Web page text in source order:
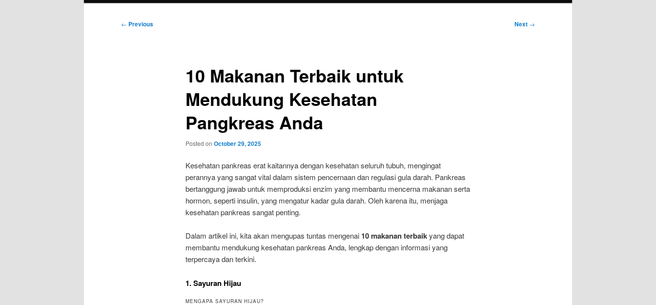
Post
← Previous Next →
10 Makanan Terbaik untuk
Mendukung Kesehatan
Pangkreas Anda
Posted on October 29, 2025
Kesehatan pankreas erat kaitannya dengan kesehatan seluruh tubuh, mengingat
perannya yang sangat vital dalam sistem pencernaan dan regulasi gula darah. Pankreas
bertanggung jawab untuk memproduksi enzim yang membantu mencerna makanan serta
hormon, seperti insulin, yang mengatur kadar gula darah. Oleh karena itu, menjaga
kesehatan pankreas sangat penting.
Dalam artikel ini, kita akan mengupas tuntas mengenai 10 makanan terbaikyang dapat
membantu mendukung kesehatan pankreas Anda, lengkap dengan informasi yang
terpercaya dan terkini.
1. Sayuran Hijau
MENGAPA SAYURAN HIJAU?